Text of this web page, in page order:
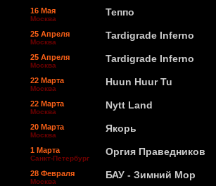
16 Мая
Москва
Теппо
25 Апреля
Москва
Tardigrade Inferno
25 Апреля
Москва
Tardigrade Inferno
22 Марта
Москва
Huun Huur Tu
22 Марта
Москва
Nytt Land
20 Марта
Москва
Якорь
1 Марта
Санкт-Петербург
Оргия Праведников
28 Февраля
Москва
БАУ - Зимний Мор